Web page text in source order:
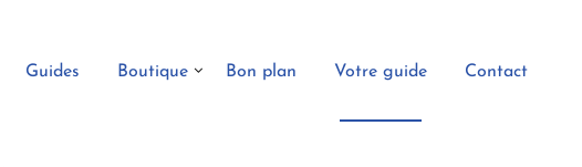
Guides Boutique Bon plan Votre guide Contact